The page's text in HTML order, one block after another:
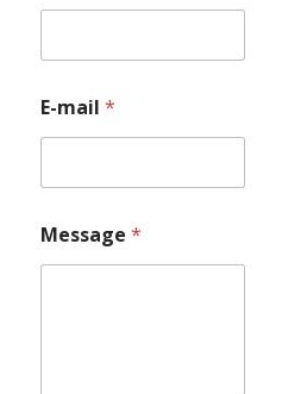
E-mail *
Message *